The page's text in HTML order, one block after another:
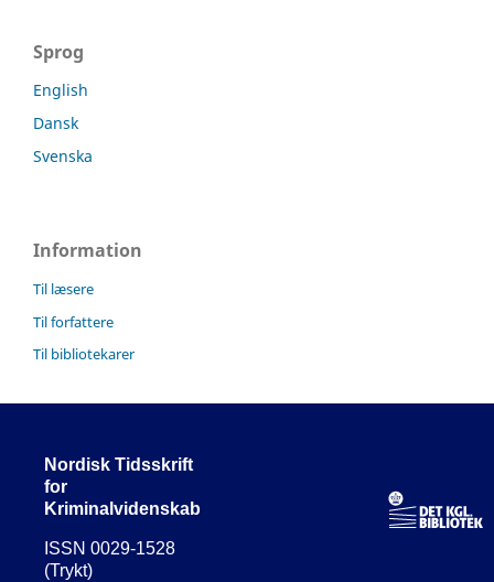
Sprog
English
Dansk
Svenska
Information
Til læsere
Til forfattere
Til bibliotekarer
Nordisk Tidsskrift
for
Kriminalvidenskab
ISSN 0029-1528
(Trykt)